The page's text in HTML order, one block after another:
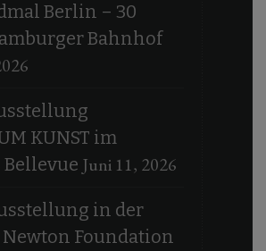
Berlin – 30
Bahnhof
KUNST im
Bellevue Juni 11, 2026
in der
Foundation